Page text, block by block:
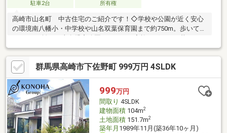
駐車2台
所有権
高崎市山名町 中古住宅のご紹介です！◇学校や公園が近く安心
の環境南八幡小・中学校や山名双葉保育園まで約750m。歩いて約
立地です♪通学路の距離が短いので、防犯や交通安全の面でも安心
です◎◇山名駅徒歩約12分の平坦地上信電鉄「山名」駅から徒歩
約12分。周辺は平坦地のため、徒歩や自転車での移動もスムーズ
に行える落ち着いた住環境です◎◇敷地内に縦列2台分の駐車場
敷地内にはお車を縦列で2台停められる駐車スペースを確保してい
ます。ご夫婦で車を所有される方でも生活しやすい物件です♪
群馬県高崎市下佐野町 999万円 4SLDK
999万円
間取り 4SLDK
建物面積104m2
土地面積151.7m2
築年月 1989年11月(築36年10ヶ月)